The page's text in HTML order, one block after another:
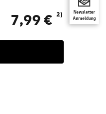
Newsletter
Anmeldung
7,99 € 2)